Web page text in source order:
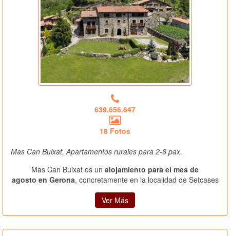
639.656.647
18 Fotos
Mas Can Buixat, Apartamentos rurales para 2-6 pax.
Mas Can Buixat es un alojamiento para el mes de
agosto en Gerona, concretamente en la localidad de Setcases
Ver Más